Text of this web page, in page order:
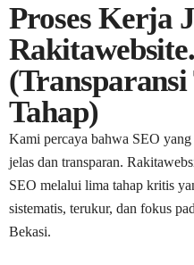
Proses Kerja
Tahap)
Kami percaya bahwa SEO
jelas dan transparan.
SEO melalui lima tahap kritis
sistematis, terukur, dan fokus
Bekasi.